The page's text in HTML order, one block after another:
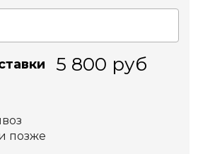
5 800 руб
позже